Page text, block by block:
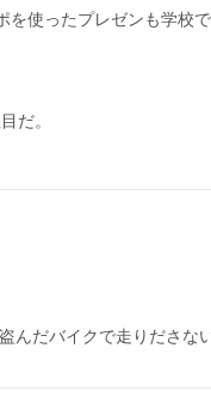
使ったプレゼンも学校
だ。
だバイクで走りださな